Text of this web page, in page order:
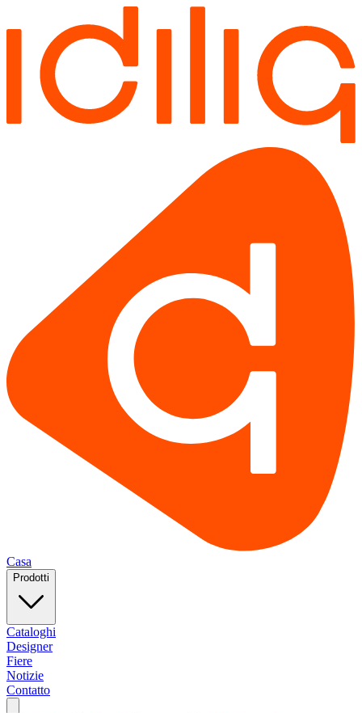
Casa
Prodotti
Cataloghi
Designer
Fiere
Notizie
Contatto